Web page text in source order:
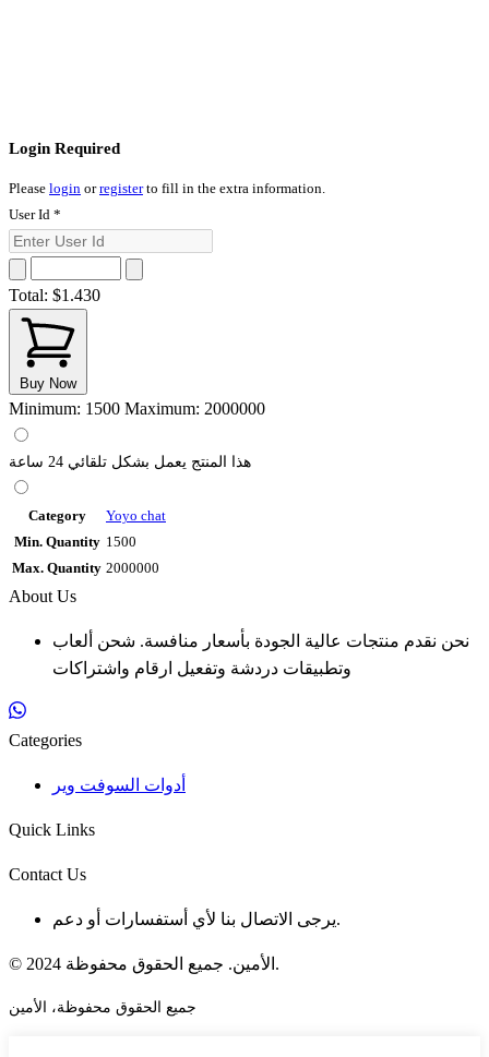
Login Required
Please login orregisterto fill in the extra information.
User Id *
Total: $1.430
Buy Now
Minimum: 1500 Maximum: 2000000
هذا المنتج يعمل بشكل تلقائي 24 ساعة
Category
Yoyo chat
Min. Quantity 1500
Max. Quantity 2000000
About Us
نحن نقدم منتجات عالية الجودة بأسعار منافسة. شحن ألعاب
وتطبيقات دردشة وتفعيل ارقام واشتراكات
Categories
أدوات السوفت وير
Quick Links
Contact Us
يرجى الاتصال بنا لأي أستفسارات أو دعم.
© 2024 الأمين. جميع الحقوق محفوظة.
جميع الحقوق محفوظة، الأمين